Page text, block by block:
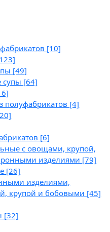
[10]
[49]
супы [64]
полуфабрикатов [4]
[6]
с овощами, крупой,
изделиями [79]
[26]
изделиями,
крупой и бобовыми [45]
[32]